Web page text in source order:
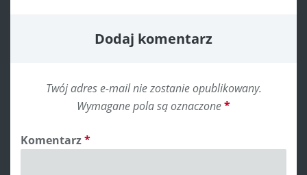
Dodaj komentarz
Twój adres e-mail nie zostanie opublikowany.
Wymagane pola są oznaczone*
Komentarz*